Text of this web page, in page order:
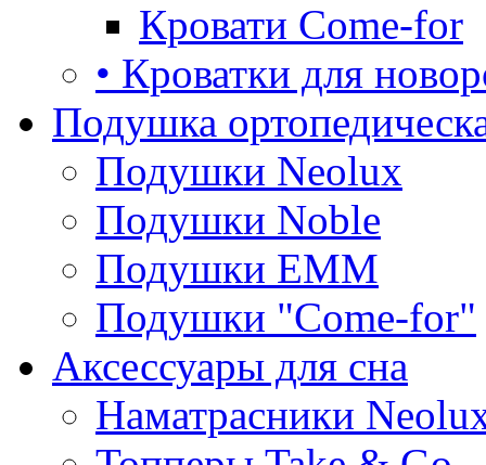
Кровати Come-for
• Кроватки для
Подушка
Подушки Neolux
Подушки Noble
Подушки ЕММ
Подушки "Come-for"
Аксессуары для сна
Наматрасники